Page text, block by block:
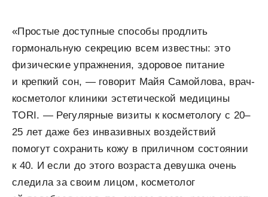
«Простые доступные способы продлить
гормональную секрецию всем известны: это
физические упражнения, здоровое питание
и крепкий сон, — говорит Майя Самойлова, врач-
косметолог клиники эстетической медицины
TORI. — Регулярные визиты к косметологу с 20–
25 лет даже без инвазивных воздействий
помогут сохранить кожу в приличном состоянии
к 40. И если до этого возраста девушка очень
следила за своим лицом, косметолог